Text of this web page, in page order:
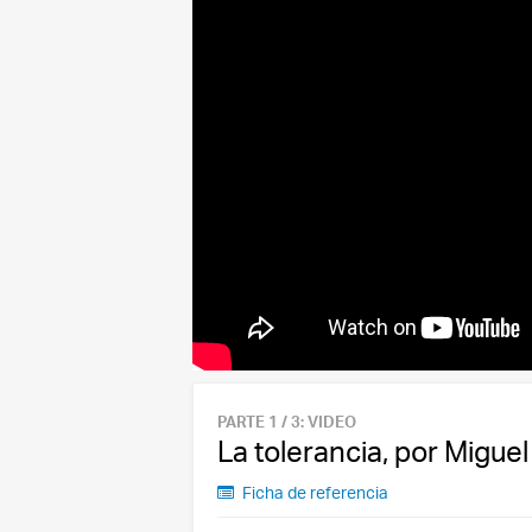
PARTE 1 / 3: VIDEO
La tolerancia, por
Ficha de referencia